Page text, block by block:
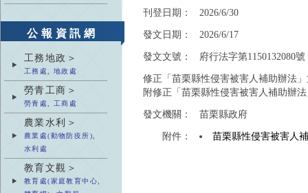
公報資訊網
工務地政＞
工務處, 地政處
勞青工商＞
勞青處, 工商處
農業水利＞
農業處(動物防疫所),
水利處
教育文觀＞
教育處(家庭教育中心,
刊登日期：
2026/6/30
發文日期：
2026/6/17
發文文號：
府行法字第1150132080號
修正「苗栗縣性侵害被害人補助辦法
附修正「苗栗縣性侵害被害人補助辦
發文機關：
苗栗縣政府
附件：
苗栗縣性侵害被害人